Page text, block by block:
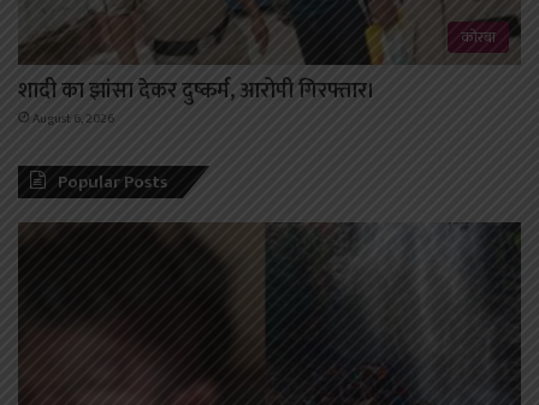
कोरबा
शादी का झांसा देकर दुष्कर्म, आरोपी गिरफ्तार।
August 6, 2026
Popular Posts